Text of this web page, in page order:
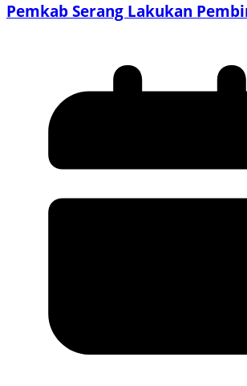
Pemkab Serang Lakukan